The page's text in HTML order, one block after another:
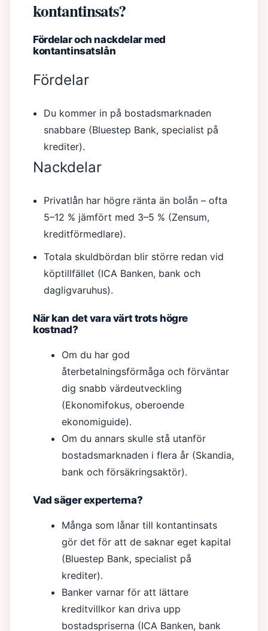
kontantinsats?
Fördelar och nackdelar med
kontantinsatslån
Fördelar
Du kommer in på bostadsmarknaden
snabbare (Bluestep Bank, specialist på
krediter).
Nackdelar
Privatlån har högre ränta än bolån – ofta
5–12 % jämfört med 3–5 % (Zensum,
kreditförmedlare).
Totala skuldbördan blir större redan vid
köptillfället (ICA Banken, bank och
dagligvaruhus).
När kan det vara värt trots högre
kostnad?
Om du har god
återbetalningsförmåga och förväntar
dig snabb värdeutveckling
(Ekonomifokus, oberoende
ekonomiguide).
Om du annars skulle stå utanför
bostadsmarknaden i flera år (Skandia,
bank och försäkringsaktör).
Vad säger experterna?
Många som lånar till kontantinsats
gör det för att de saknar eget kapital
(Bluestep Bank, specialist på
krediter).
Banker varnar för att lättare
kreditvillkor kan driva upp
bostadspriserna (ICA Banken, bank